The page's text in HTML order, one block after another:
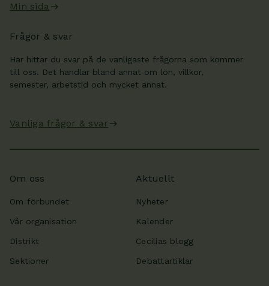
Min sida
Frågor & svar
Här hittar du svar på de vanligaste frågorna som kommer
till oss. Det handlar bland annat om lön, villkor,
semester, arbetstid och mycket annat.
Vanliga frågor & svar
Om oss
Om förbundet
Vår organisation
Distrikt
Sektioner
Aktuellt
Nyheter
Kalender
Cecilias blogg
Debattartiklar